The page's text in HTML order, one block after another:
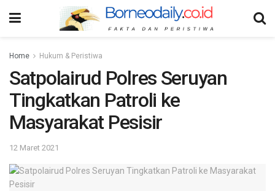
Home Hukum & Peristiwa
Satpolairud Polres Seruyan
Tingkatkan Patroli ke
Masyarakat Pesisir
12 Maret 2021